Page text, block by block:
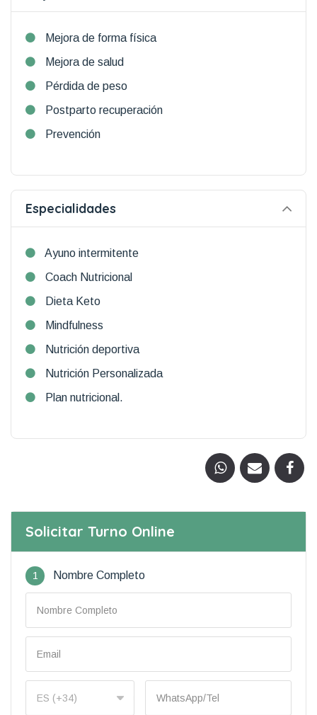
Mejora de forma física
Mejora de salud
Pérdida de peso
Postparto recuperación
Prevención
Especialidades
Ayuno intermitente
Coach Nutricional
Dieta Keto
Mindfulness
Nutrición deportiva
Nutrición Personalizada
Plan nutricional.
Solicitar Turno Online
1 Nombre Completo